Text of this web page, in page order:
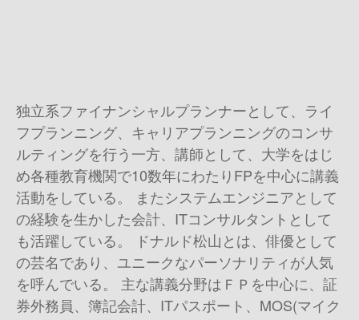
独立系ファイナンシャルプランナーとして、ライ
フプランニング、キャリアプランニングのコンサ
ルティングを行う一方、講師として、大学をはじ
め各種教育機関で10数年にわたりFPを中心に講義
活動をしている。 またシステムエンジニアとして
の経験を生かした会計、ITコンサルタントとして
も活躍している。 ドナルド松山とは、俳優として
の芸名であり、ユニークなパーソナリティが人気
を呼んでいる。 主な講義分野はＦＰを中心に、証
券外務員、簿記会計、ITパスポート、MOS(マイク